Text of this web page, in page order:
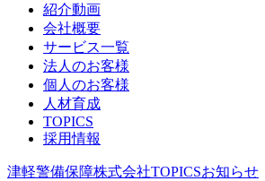
紹介動画
会社概要
サービス一覧
法人のお客様
個人のお客様
人材育成
TOPICS
採用情報
津軽警備保障株式会社TOPICSお知らせ